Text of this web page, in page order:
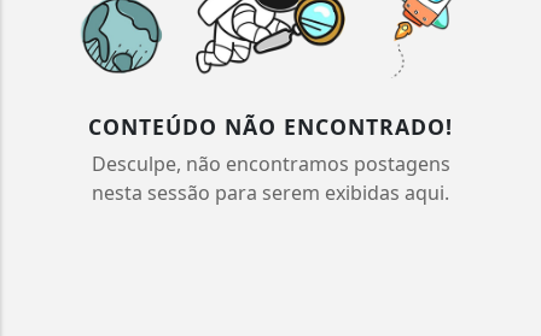
CONTEÚDO NÃO ENCONTRADO!
Desculpe, não encontramos postagens
nesta sessão para serem exibidas aqui.